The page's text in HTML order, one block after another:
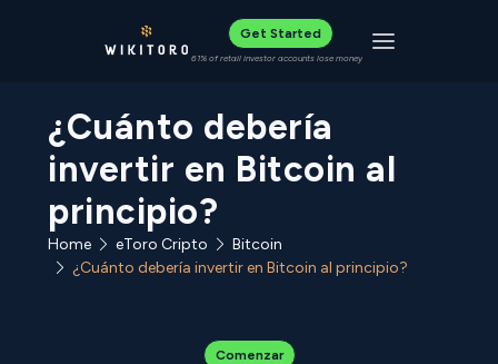
Get Started
61% of retail investor accounts lose money Toggle
¿Cuánto debería
invertir en Bitcoin al
principio?
Home eToro Cripto
Bitcoin
¿Cuánto debería invertir en Bitcoin al principio?
Comenzar